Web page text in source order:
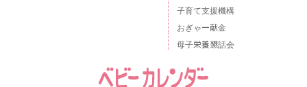
子育て支援機構
おぎゃー献金
母子栄養懇話会